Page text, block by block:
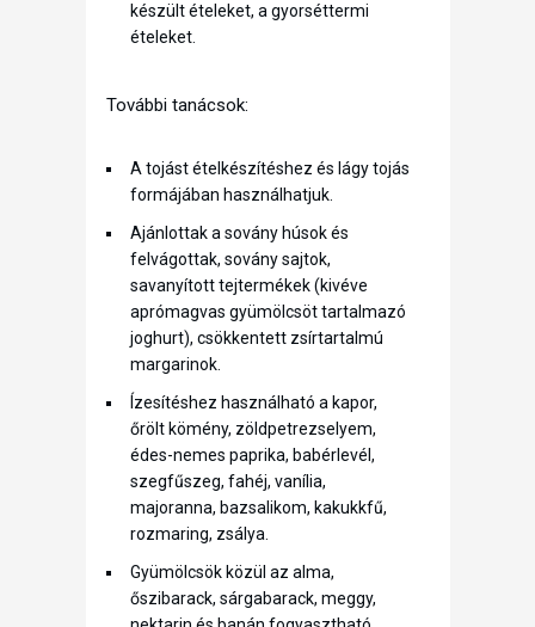
készült ételeket, a gyorséttermi
ételeket.
További tanácsok:
A tojást ételkészítéshez és lágy tojás
formájában használhatjuk.
Ajánlottak a sovány húsok és
felvágottak, sovány sajtok,
savanyított tejtermékek (kivéve
aprómagvas gyümölcsöt tartalmazó
joghurt), csökkentett zsírtartalmú
margarinok.
Ízesítéshez használható a kapor,
őrölt kömény, zöldpetrezselyem,
édes-nemes paprika, babérlevél,
szegfűszeg, fahéj, vanília,
majoranna, bazsalikom, kakukkfű,
rozmaring, zsálya.
Gyümölcsök közül az alma,
őszibarack, sárgabarack, meggy,